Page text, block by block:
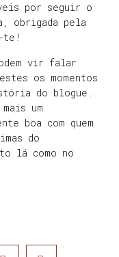
por seguir o
obrigada pela
te!
vir falar
os momentos
do blogue.
um
boa com quem
do
lá como no